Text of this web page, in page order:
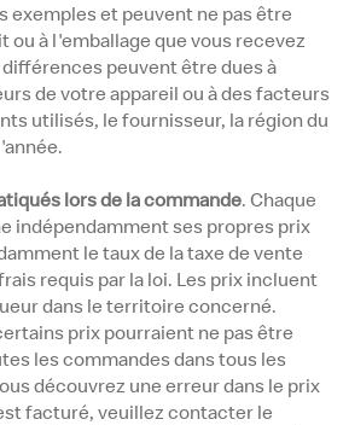
exemples et peuvent ne pas être
ou à l'emballage que vous recevez
peuvent être dues à
de votre appareil ou à des facteurs
utilisés, le fournisseur, la région du
lors de la commande. Chaque
indépendamment ses propres prix
le taux de la taxe de vente
requis par la loi. Les prix incluent
dans le territoire concerné.
prix pourraient ne pas être
les commandes dans tous les
découvrez une erreur dans le prix
facturé, veuillez contacter le